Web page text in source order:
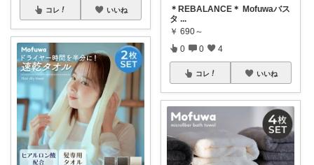
コレ いいね
＊REBALANCE＊ Mofuwaバス
タ ...
￥ 690～
0 0 4
コレ いいね